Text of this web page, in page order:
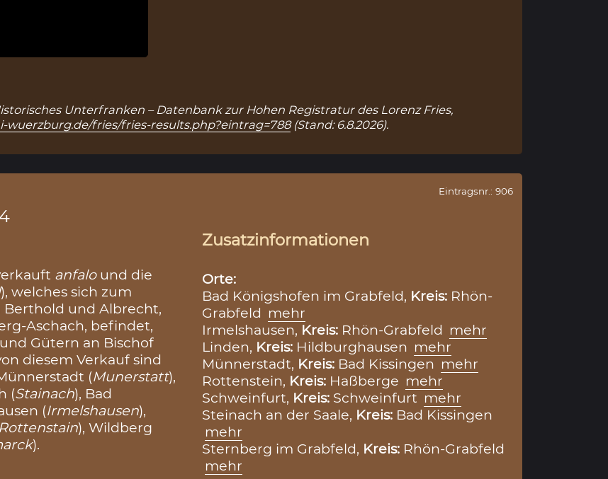
Unterfranken – Datenbank zur Hohen Registratur des Lorenz Fries,
fries/fries-results.php?eintrag=788(Stand: 6.8.2026).
anfalound die
), welches sich zum
Berthold und Albrecht,
Aschach, befindet,
Gütern an Bischof
diesem Verkauf sind
(Munerstatt),
(Stainach), Bad
(Irmelshausen),
Rottenstain), Wildberg
).
Eintragsnr.: 906
Zusatzinformationen
Orte:
Bad Königshofen im Grabfeld, Kreis: Rhön-
Grabfeld mehr
Irmelshausen, Kreis: Rhön-Grabfeld mehr
Linden, Kreis: Hildburghausen mehr
Münnerstadt, Kreis: Bad Kissingen mehr
Rottenstein, Kreis: Haßberge mehr
Schweinfurt, Kreis: Schweinfurt mehr
Steinach an der Saale, Kreis: Bad Kissingen
mehr
Sternberg im Grabfeld, Kreis: Rhön-Grabfeld
mehr